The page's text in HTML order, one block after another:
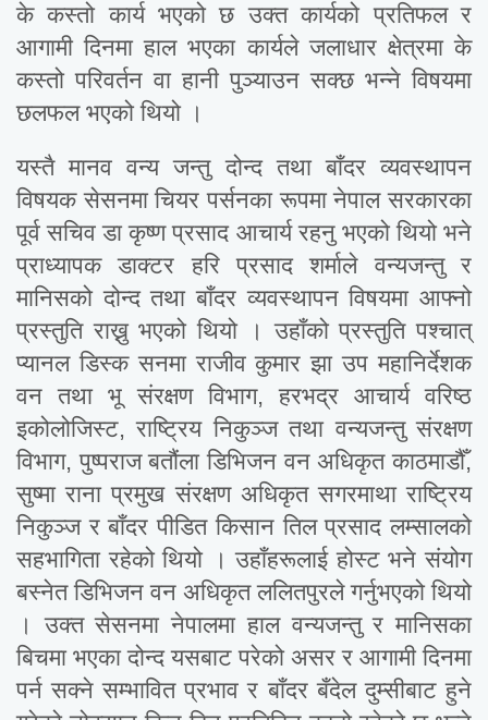
के कस्तो कार्य भएको छ उक्त कार्यको प्रतिफल र
आगामी दिनमा हाल भएका कार्यले जलाधार क्षेत्रमा के
कस्तो परिवर्तन वा हानी पुञ्याउन सक्छ भन्ने विषयमा
छलफल भएको थियो ।
यस्तै मानव वन्य जन्तु दोन्द तथा बाँदर व्यवस्थापन
विषयक सेसनमा चियर पर्सनका रूपमा नेपाल सरकारका
पूर्व सचिव डा कृष्ण प्रसाद आचार्य रहनु भएको थियो भने
प्राध्यापक डाक्टर हरि प्रसाद शर्माले वन्यजन्तु र
मानिसको दोन्द तथा बाँदर व्यवस्थापन विषयमा आफ्नो
प्रस्तुति राख्नु भएको थियो । उहाँको प्रस्तुति पश्चात्
प्यानल डिस्क सनमा राजीव कुमार झा उप महानिर्देशक
वन तथा भू संरक्षण विभाग, हरभद्र आचार्य वरिष्ठ
इकोलोजिस्ट, राष्ट्रिय निकुञ्ज तथा वन्यजन्तु संरक्षण
विभाग, पुष्पराज बतौंला डिभिजन वन अधिकृत काठमाडौँ,
सुष्मा राना प्रमुख संरक्षण अधिकृत सगरमाथा राष्ट्रिय
निकुञ्ज र बाँदर पीडित किसान तिल प्रसाद लम्सालको
सहभागिता रहेको थियो । उहाँहरूलाई होस्ट भने संयोग
बस्नेत डिभिजन वन अधिकृत ललितपुरले गर्नुभएको थियो
। उक्त सेसनमा नेपालमा हाल वन्यजन्तु र मानिसका
बिचमा भएका दोन्द यसबाट परेको असर र आगामी दिनमा
पर्न सक्ने सम्भावित प्रभाव र बाँदर बँदेल दुम्सीबाट हुने